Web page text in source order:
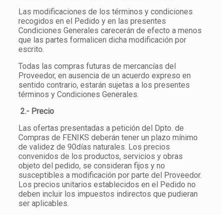
Las modificaciones de los términos y condiciones
recogidos en el Pedido y en las presentes
Condiciones Generales carecerán de efecto a menos
que las partes formalicen dicha modificación por
escrito.
Todas las compras futuras de mercancías del
Proveedor, en ausencia de un acuerdo expreso en
sentido contrario, estarán sujetas a los presentes
términos y Condiciones Generales.
2.- Precio
Las ofertas presentadas a petición del Dpto. de
Compras de FENIKS deberán tener un plazo mínimo
de validez de 90días naturales. Los precios
convenidos de los productos, servicios y obras
objeto del pedido, se consideran fijos y no
susceptibles a modificación por parte del Proveedor.
Los precios unitarios establecidos en el Pedido no
deben incluir los impuestos indirectos que pudieran
ser aplicables.